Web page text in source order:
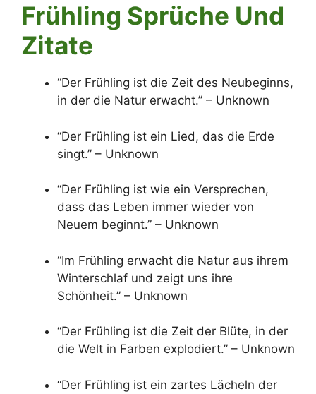
Frühling Sprüche Und
Zitate
“Der Frühling ist die Zeit des Neubeginns,
in der die Natur erwacht.” – Unknown
“Der Frühling ist ein Lied, das die Erde
singt.” – Unknown
“Der Frühling ist wie ein Versprechen,
dass das Leben immer wieder von
Neuem beginnt.” – Unknown
“Im Frühling erwacht die Natur aus ihrem
Winterschlaf und zeigt uns ihre
Schönheit.” – Unknown
“Der Frühling ist die Zeit der Blüte, in der
die Welt in Farben explodiert.” – Unknown
“Der Frühling ist ein zartes Lächeln der